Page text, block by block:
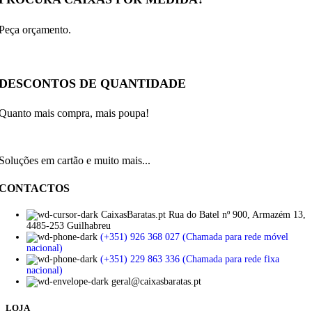
orçamento.
DE QUANTIDADE
mais compra, mais poupa!
em cartão e muito mais...
CaixasBaratas.pt Rua do Batel nº 900, Armazém 13,
4485-253 Guilhabreu
(+351) 926 368 027 (Chamada para rede móvel
nacional)
(+351) 229 863 336 (Chamada para rede fixa
nacional)
geral@caixasbaratas.pt
LOJA